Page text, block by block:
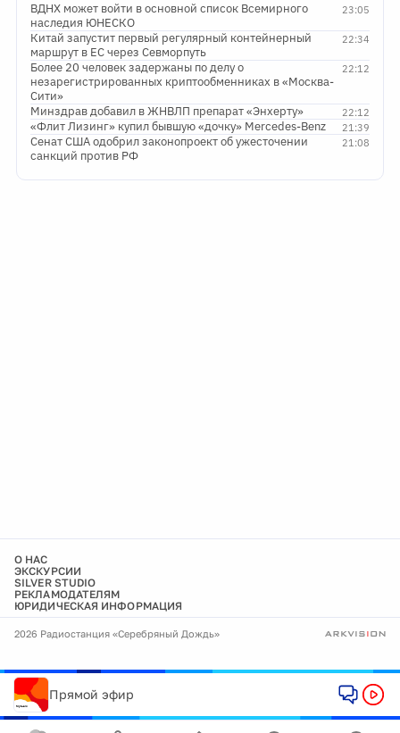
23:05
ВДНХ может войти в основной список Всемирного
наследия ЮНЕСКО
22:34
Китай запустит первый регулярный контейнерный
маршрут в ЕС через Севморпуть
22:12
Более 20 человек задержаны по делу о
незарегистрированных криптообменниках в «Москва-
Сити»
22:12
Минздрав добавил в ЖНВЛП препарат «Энхерту»
21:39
«Флит Лизинг» купил бывшую «дочку» Mercedes-Benz
21:08
Сенат США одобрил законопроект об ужесточении
санкций против РФ
О НАС
ЭКСКУРСИИ
SILVER STUDIO
РЕКЛАМОДАТЕЛЯМ
ЮРИДИЧЕСКАЯ ИНФОРМАЦИЯ
2026 Радиостанция «Серебряный Дождь»
Прямой эфир